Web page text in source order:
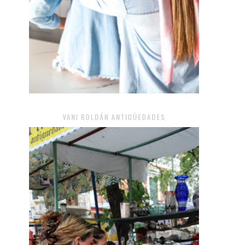
VANI ROLDÁN ANTIGÜEDADES